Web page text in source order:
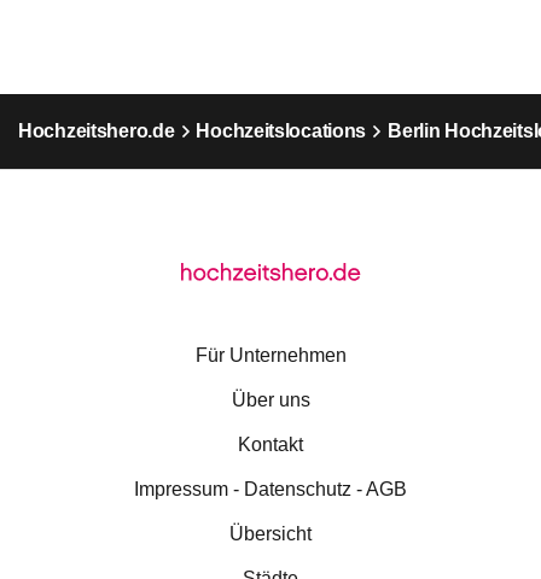
Hochzeitshero.de Hochzeitslocations Berlin
Für Unternehmen
Über uns
Kontakt
Impressum - Datenschutz - AGB
Übersicht